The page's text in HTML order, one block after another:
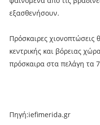
εξασθενήσουν.
Πρόσκαιρες
κεντρικής και βόρειας
πρόσκαιρα στα πελάγη τα
Πηγή:iefimerida.gr